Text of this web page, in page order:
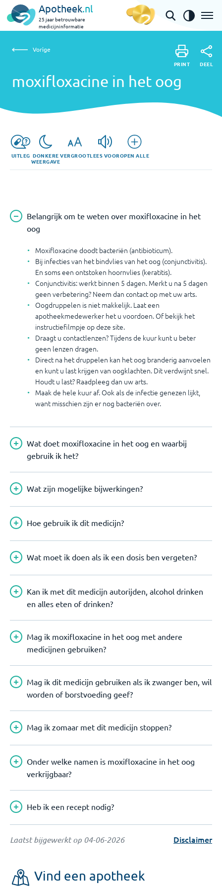
Apotheek.nl
25 jaar betrouwbare
medicijninformatie
moxifloxacine in het oog
Vorige
moxifloxacine in het oog
PRINT DEEL
UITLEG DONKERE
WEERGAVE
VERGROOTLEES VOOROPEN ALLE
Belangrijk om te weten over moxifloxacine in het
oog
Moxifloxacine doodt bacteriën (antibioticum).
Bij infecties van het bindvlies van het oog (conjunctivitis).
En soms een ontstoken hoornvlies (keratitis).
Conjunctivitis: werkt binnen 5 dagen. Merkt u na 5 dagen
geen verbetering? Neem dan contact op met uw arts.
Oogdruppelen is niet makkelijk. Laat een
apotheekmedewerker het u voordoen. Of bekijk het
instructiefilmpje op deze site.
Draagt u contactlenzen? Tijdens de kuur kunt u beter
geen lenzen dragen.
Direct na het druppelen kan het oog branderig aanvoelen
en kunt u last krijgen van oogklachten. Dit verdwijnt snel.
Houdt u last? Raadpleeg dan uw arts.
Maak de hele kuur af. Ook als de infectie genezen lijkt,
want misschien zijn er nog bacteriën over.
Wat doet moxifloxacine in het oog en waarbij
gebruik ik het?
Wat zijn mogelijke bijwerkingen?
Hoe gebruik ik dit medicijn?
Wat moet ik doen als ik een dosis ben vergeten?
Kan ik met dit medicijn autorijden, alcohol drinken
en alles eten of drinken?
Mag ik moxifloxacine in het oog met andere
medicijnen gebruiken?
Mag ik dit medicijn gebruiken als ik zwanger ben, wil
worden of borstvoeding geef?
Mag ik zomaar met dit medicijn stoppen?
Onder welke namen is moxifloxacine in het oog
verkrijgbaar?
Heb ik een recept nodig?
Laatst bijgewerkt op 04-06-2026 Disclaimer
Vind een apotheek